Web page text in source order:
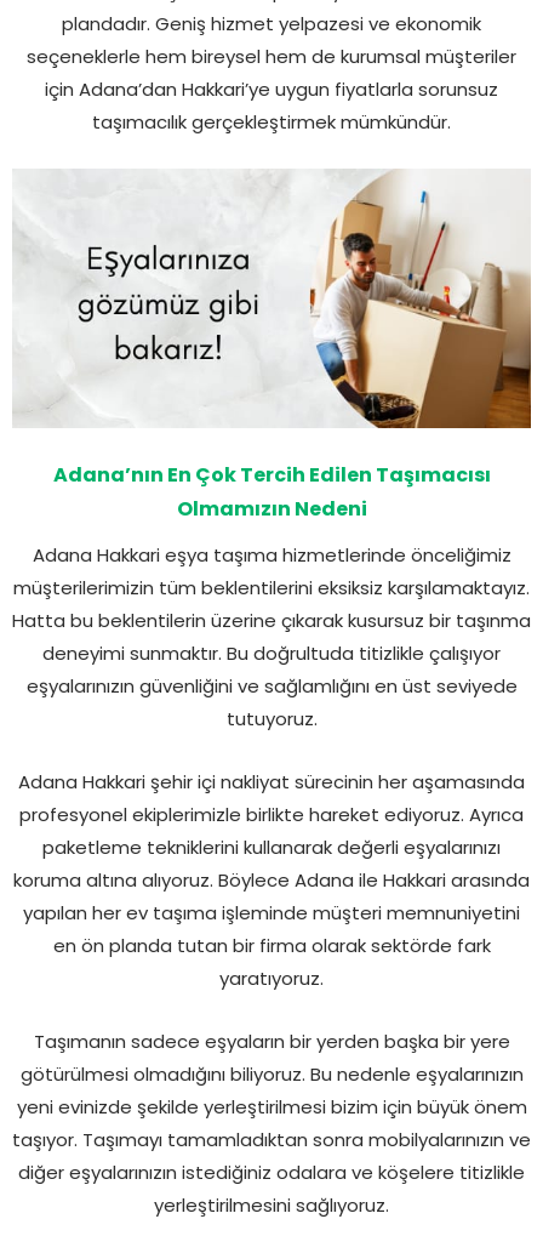
plandadır. Geniş hizmet yelpazesi ve ekonomik
seçeneklerle hem bireysel hem de kurumsal müşteriler
için Adana’dan Hakkari’ye uygun fiyatlarla sorunsuz
taşımacılık gerçekleştirmek mümkündür.
Adana’nın En Çok Tercih Edilen Taşımacısı
Olmamızın Nedeni
Adana Hakkari eşya taşıma hizmetlerinde önceliğimiz
müşterilerimizin tüm beklentilerini eksiksiz karşılamaktayız.
Hatta bu beklentilerin üzerine çıkarak kusursuz bir taşınma
deneyimi sunmaktır. Bu doğrultuda titizlikle çalışıyor
eşyalarınızın güvenliğini ve sağlamlığını en üst seviyede
tutuyoruz.
Adana Hakkari şehir içi nakliyat sürecinin her aşamasında
profesyonel ekiplerimizle birlikte hareket ediyoruz. Ayrıca
paketleme tekniklerini kullanarak değerli eşyalarınızı
koruma altına alıyoruz. Böylece Adana ile Hakkari arasında
yapılan her ev taşıma işleminde müşteri memnuniyetini
en ön planda tutan bir firma olarak sektörde fark
yaratıyoruz.
Taşımanın sadece eşyaların bir yerden başka bir yere
götürülmesi olmadığını biliyoruz. Bu nedenle eşyalarınızın
yeni evinizde şekilde yerleştirilmesi bizim için büyük önem
taşıyor. Taşımayı tamamladıktan sonra mobilyalarınızın ve
diğer eşyalarınızın istediğiniz odalara ve köşelere titizlikle
yerleştirilmesini sağlıyoruz.